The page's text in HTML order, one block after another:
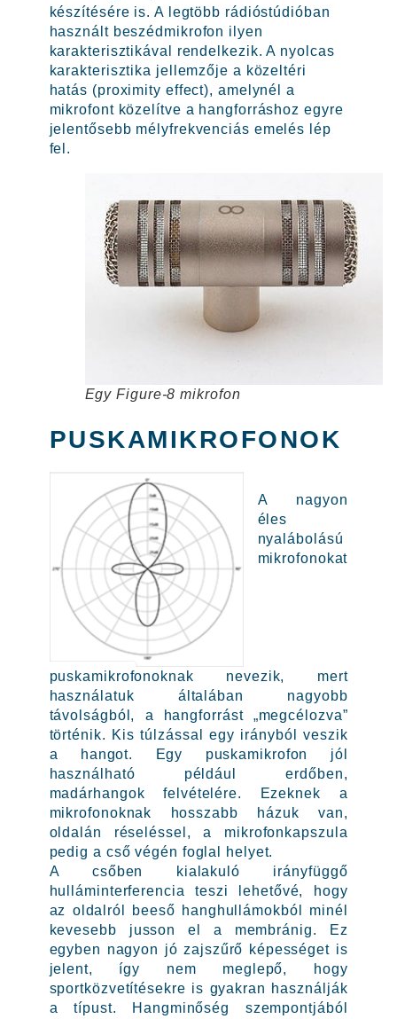
készítésére is. A legtöbb rádióstúdióban
használt beszédmikrofon ilyen
karakterisztikával rendelkezik. A nyolcas
karakterisztika jellemzője a közeltéri
hatás (proximity effect), amelynél a
mikrofont közelítve a hangforráshoz egyre
jelentősebb mélyfrekvenciás emelés lép
fel.
Egy Figure-8 mikrofon
PUSKAMIKROFONOK
A nagyon
éles
nyalábolású
mikrofonokat
puskamikrofonoknak nevezik, mert
használatuk általában nagyobb
távolságból, a hangforrást „megcélozva”
történik. Kis túlzással egy irányból veszik
a hangot. Egy puskamikrofon jól
használható például erdőben,
madárhangok felvételére. Ezeknek a
mikrofonoknak hosszabb házuk van,
oldalán réseléssel, a mikrofonkapszula
pedig a cső végén foglal helyet.
A csőben kialakuló irányfüggő
hulláminterferencia teszi lehetővé, hogy
az oldalról beeső hanghullámokból minél
kevesebb jusson el a membránig. Ez
egyben nagyon jó zajszűrő képességet is
jelent, így nem meglepő, hogy
sportközvetítésekre is gyakran használják
a típust. Hangminőség szempontjából